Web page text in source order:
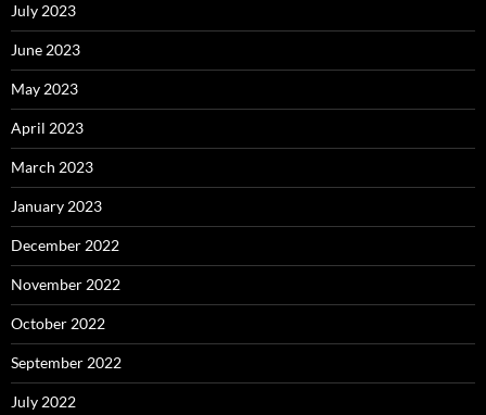
July 2023
June 2023
May 2023
April 2023
March 2023
January 2023
December 2022
November 2022
October 2022
September 2022
July 2022